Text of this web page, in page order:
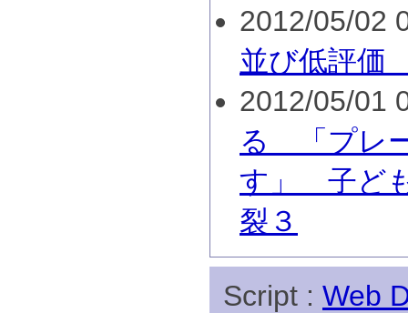
2012/05/02
並び低評
2012/05/01
る 「プレ
す」 子ど
裂３
Script : Web